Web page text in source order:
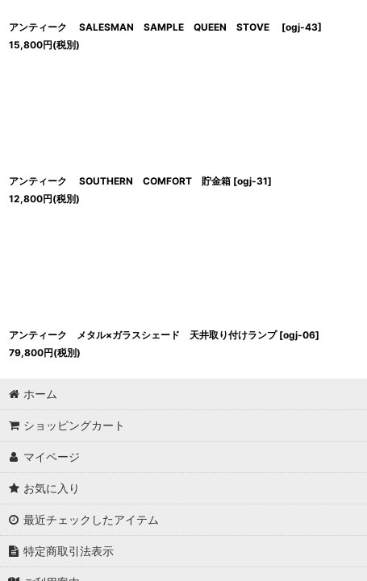
アンティーク SALESMAN SAMPLE QUEEN STOVE [ogj-43]
15,800円(税別)
アンティーク SOUTHERN COMFORT 貯金箱 [ogj-31]
12,800円(税別)
アンティーク メタル×ガラスシェード 天井取り付けランプ [ogj-06]
79,800円(税別)
ホーム
ショッピングカート
マイページ
お気に入り
最近チェックしたアイテム
特定商取引法表示